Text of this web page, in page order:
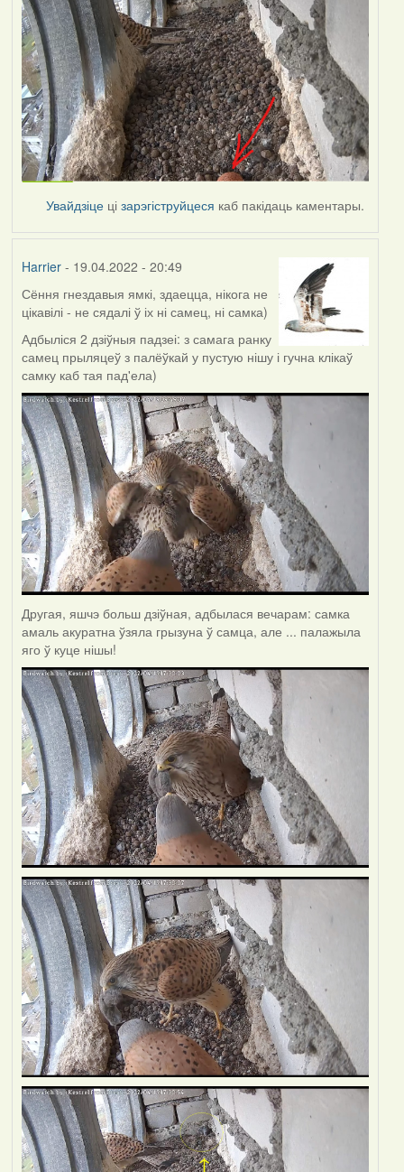
Увайдзіце цізарэгіструйцеся каб пакідаць каментары.
Harrier- 19.04.2022 - 20:49
Сёння гнездавыя ямкі, здаецца, нікога не
цікавілі - не сядалі ў іх ні самец, ні самка)
Адбыліся 2 дзіўныя падзеі: з самага ранку
самец прыляцеў з палёўкай у пустую нішу і гучна клікаў
самку каб тая пад'ела)
Другая, яшчэ больш дзіўная, адбылася вечарам: самка
амаль акуратна ўзяла грызуна ў самца, але ... палажыла
яго ў куце нішы!